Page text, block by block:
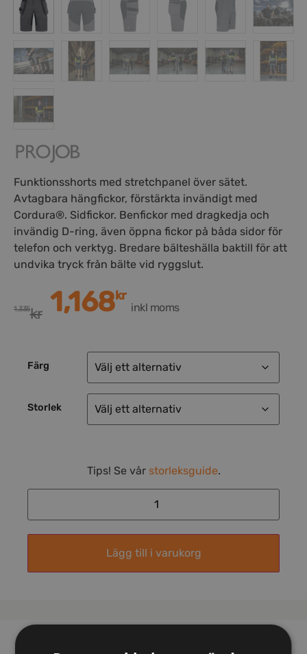
Funktionsshorts med stretchpanel över sätet.
Avtagbara hängfickor, förstärkta invändigt med
Cordura®. Sidfickor. Benfickor med dragkedja och
invändig D-ring, även öppna fickor på båda sidor för
telefon och verktyg. Bredare bälteshälla baktill för att
undvika tryck från bälte vid ryggslut.
1,335kr 1,168kr
inkl moms
Färg
Storlek
Tips! Se vår storleksguide.
Lägg till i varukorg